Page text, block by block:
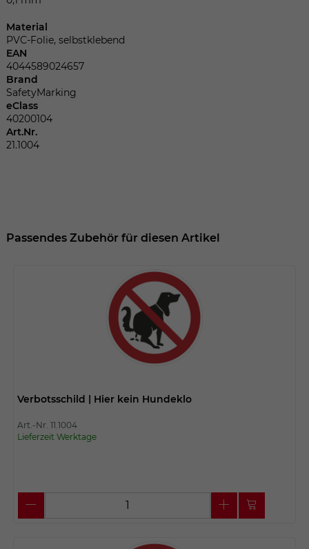
Material
PVC-Folie, selbstklebend
EAN
4044589024657
Brand
SafetyMarking
eClass
40200104
Art.Nr.
21.1004
Passendes Zubehör für diesen Artikel
Verbotsschild | Hier kein Hundeklo
Art.-Nr. 11.1004
Lieferzeit Werktage
Zweck
Speicherung Ihrer vorgenommen
Name
Zweck
der Webseite anmeldet. Dient zum